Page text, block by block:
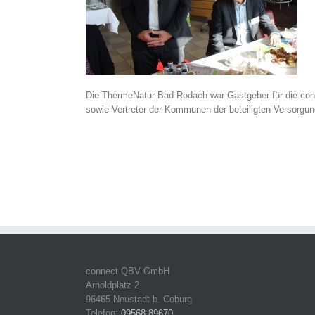
Die ThermeNatur Bad Rodach war Gastgeber für die
sowie Vertreter der Kommunen der beteiligten
connect QBV GmbH
Arnoldplatz 2
96465 Neustadt b. Coburg